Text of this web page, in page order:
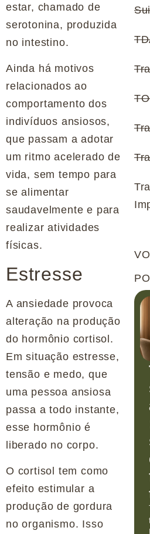
estar, chamado de
serotonina, produzida
no intestino.
Ainda há motivos
relacionados ao
comportamento dos
indivíduos ansiosos,
que passam a adotar
um ritmo acelerado de
vida, sem tempo para
se alimentar
saudavelmente e para
realizar atividades
físicas.
Estresse
A ansiedade provoca
alteração na produção
do hormônio cortisol.
Em situação estresse,
tensão e medo, que
uma pessoa ansiosa
passa a todo instante,
esse hormônio é
liberado no corpo.
O cortisol tem como
efeito estimular a
produção de gordura
no organismo. Isso